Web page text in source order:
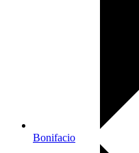
Bonifacio